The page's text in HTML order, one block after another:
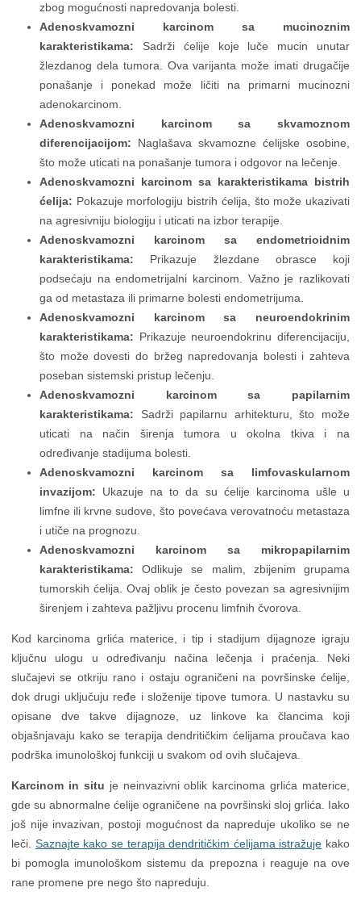
zbog mogućnosti napredovanja bolesti.
Adenoskvamozni karcinom sa mucinoznim
karakteristikama: Sadrži ćelije koje luče mucin unutar
žlezdanog dela tumora. Ova varijanta može imati drugačije
ponašanje i ponekad može ličiti na primarni mucinozni
adenokarcinom.
Adenoskvamozni karcinom sa skvamoznom
diferencijacijom: Naglašava skvamozne ćelijske osobine,
što može uticati na ponašanje tumora i odgovor na lečenje.
Adenoskvamozni karcinom sa karakteristikama bistrih
ćelija: Pokazuje morfologiju bistrih ćelija, što može ukazivati
na agresivniju biologiju i uticati na izbor terapije.
Adenoskvamozni karcinom sa endometrioidnim
karakteristikama: Prikazuje žlezdane obrasce koji
podsećaju na endometrijalni karcinom. Važno je razlikovati
ga od metastaza ili primarne bolesti endometrijuma.
Adenoskvamozni karcinom sa neuroendokrinim
karakteristikama: Prikazuje neuroendokrinu diferencijaciju,
što može dovesti do bržeg napredovanja bolesti i zahteva
poseban sistemski pristup lečenju.
Adenoskvamozni karcinom sa papilarnim
karakteristikama: Sadrži papilarnu arhitekturu, što može
uticati na način širenja tumora u okolna tkiva i na
određivanje stadijuma bolesti.
Adenoskvamozni karcinom sa limfovaskularnom
invazijom: Ukazuje na to da su ćelije karcinoma ušle u
limfne ili krvne sudove, što povećava verovatnoću metastaza
i utiče na prognozu.
Adenoskvamozni karcinom sa mikropapilarnim
karakteristikama: Odlikuje se malim, zbijenim grupama
tumorskih ćelija. Ovaj oblik je često povezan sa agresivnijim
širenjem i zahteva pažljivu procenu limfnih čvorova.
Kod karcinoma grlića materice, i tip i stadijum dijagnoze igraju
ključnu ulogu u određivanju načina lečenja i praćenja. Neki
slučajevi se otkriju rano i ostaju ograničeni na površinske ćelije,
dok drugi uključuju ređe i složenije tipove tumora. U nastavku su
opisane dve takve dijagnoze, uz linkove ka člancima koji
objašnjavaju kako se terapija dendritičkim ćelijama proučava kao
podrška imunološkoj funkciji u svakom od ovih slučajeva.
Karcinom in situ je neinvazivni oblik karcinoma grlića materice,
gde su abnormalne ćelije ograničene na površinski sloj grlića. Iako
još nije invazivan, postoji mogućnost da napreduje ukoliko se ne
leči. Saznajte kako se terapija dendritičkim ćelijama istražuje kako
bi pomogla imunološkom sistemu da prepozna i reaguje na ove
rane promene pre nego što napreduju.